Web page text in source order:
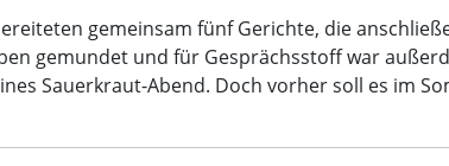
gemeinsam fünf Gerichte, die
gemundet und für Gesprächsstoff war
Sauerkraut-Abend. Doch vorher soll es im